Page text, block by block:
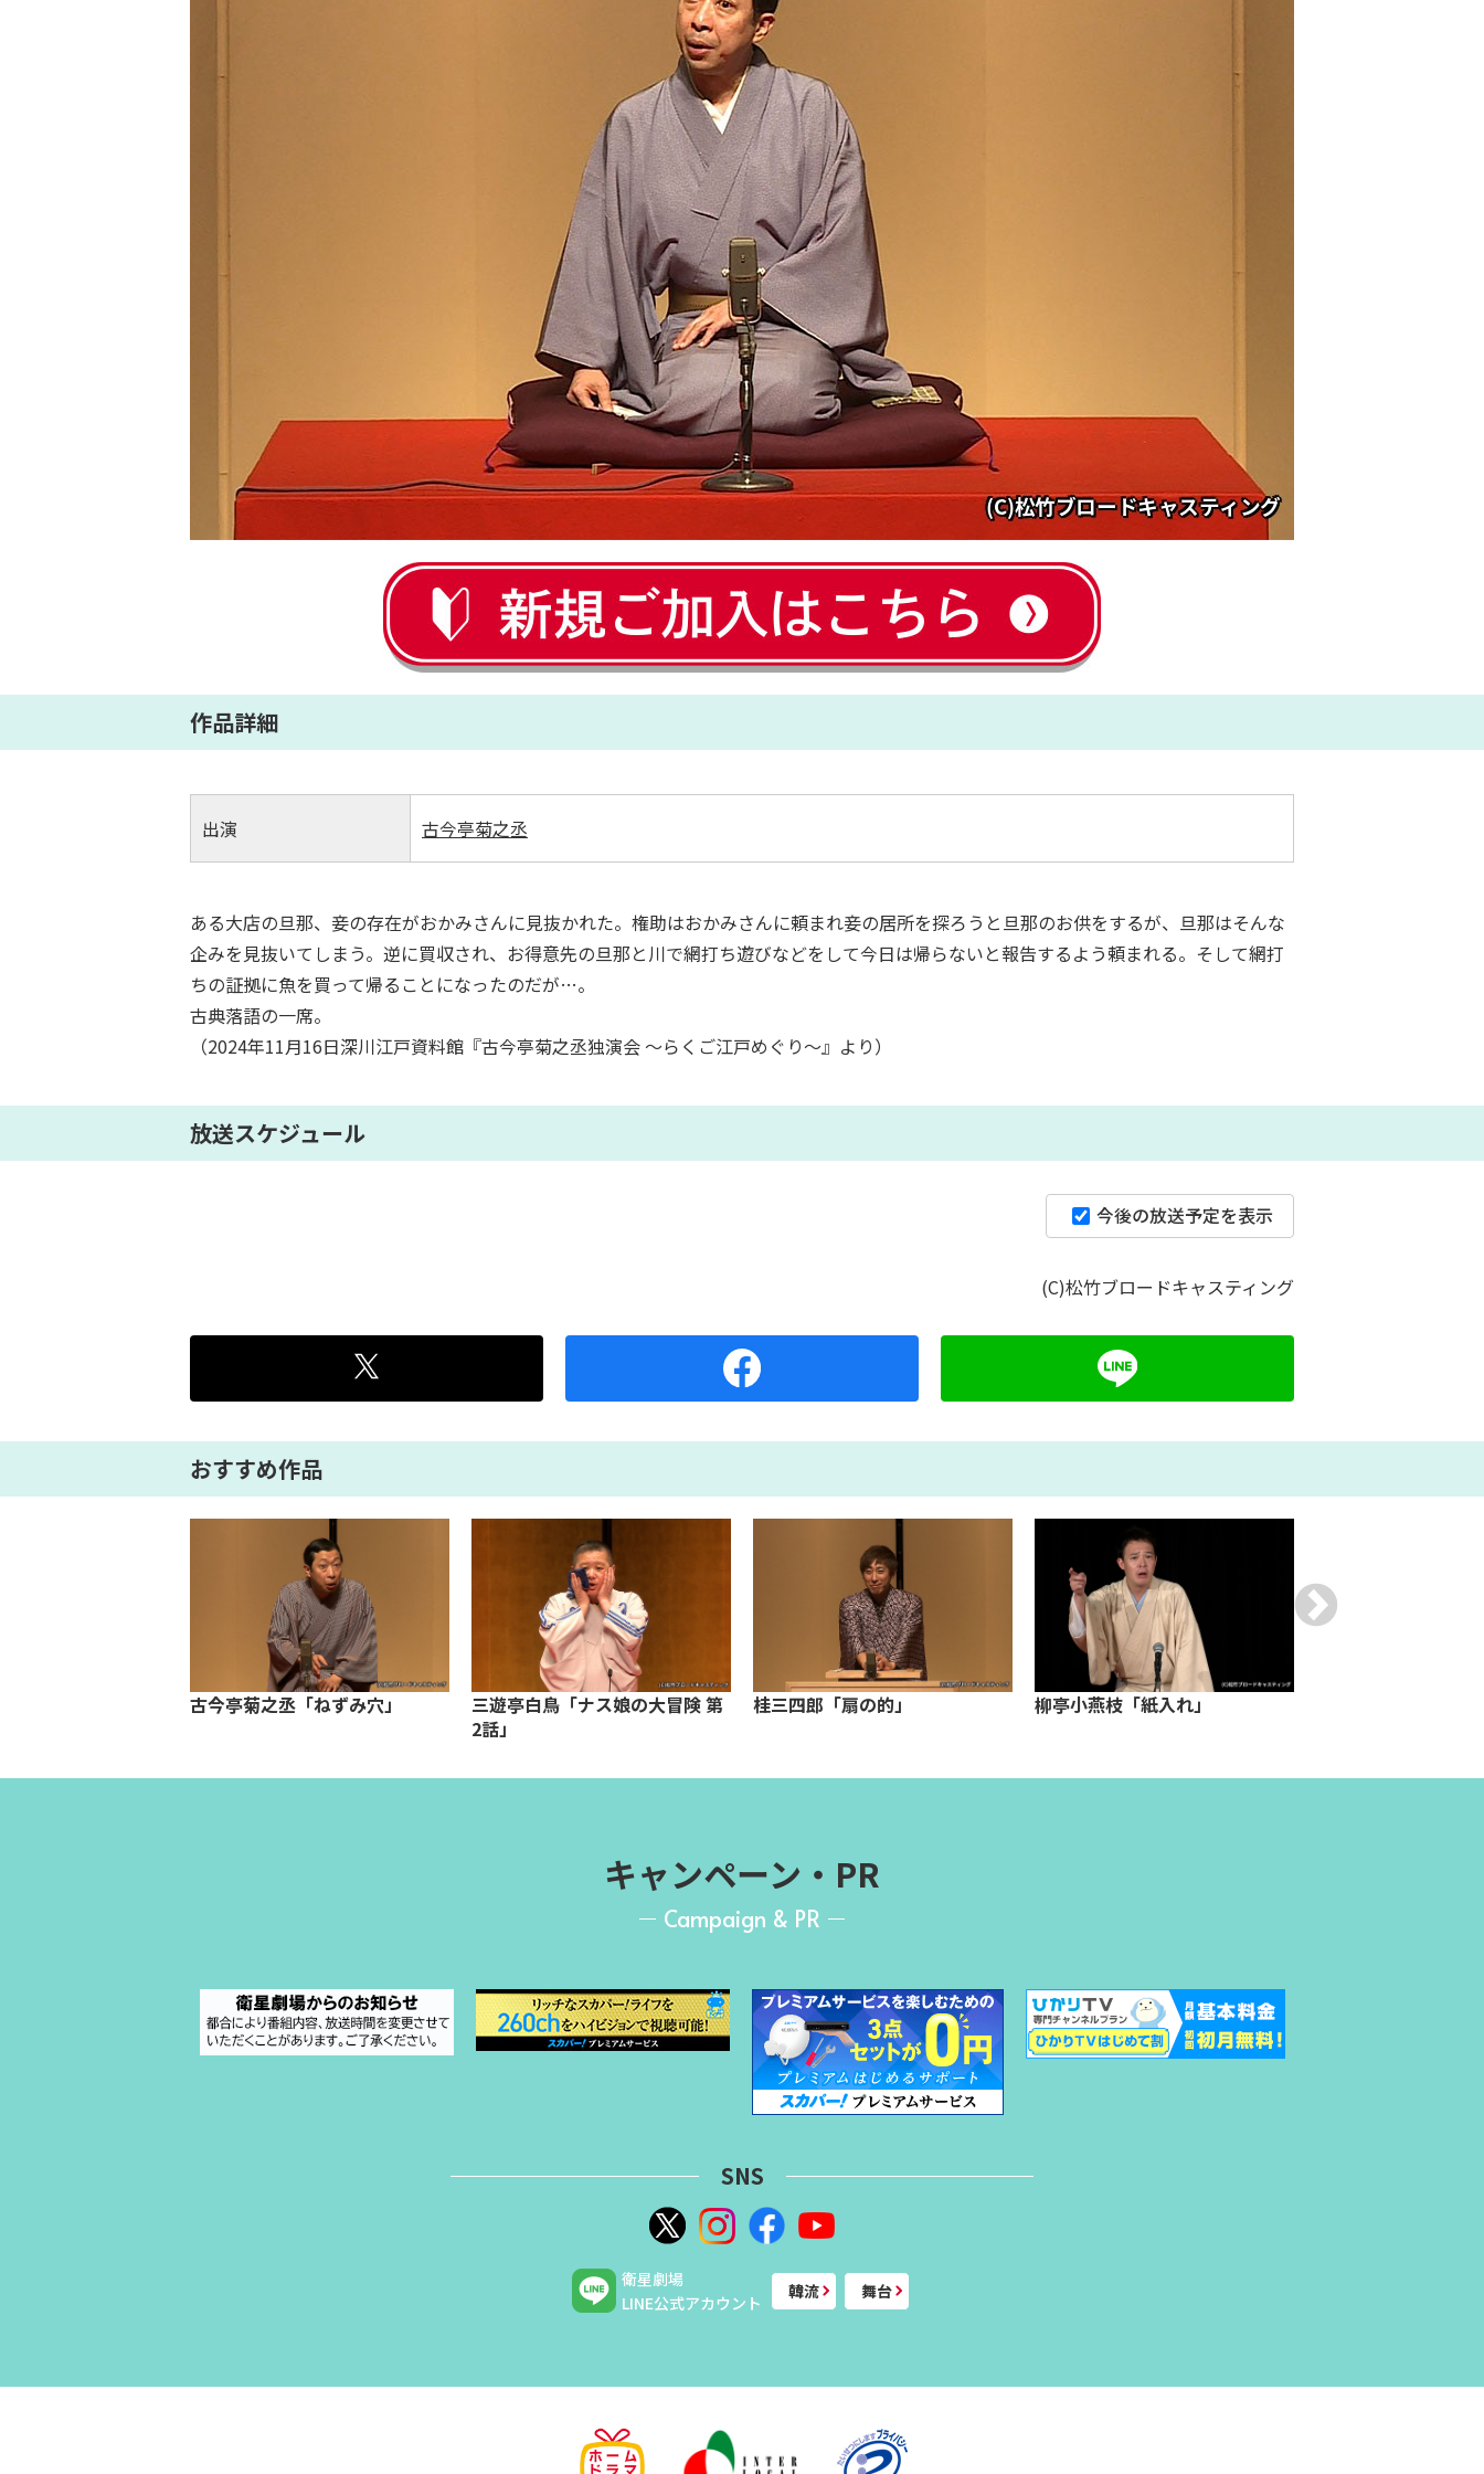
作品詳細
出演 古今亭菊之丞
ある大店の旦那、妾の存在がおかみさんに見抜かれた。権助はおかみさんに頼まれ妾の居所を探ろうと旦那のお供をするが、旦那はそんな
企みを見抜いてしまう。逆に買収され、お得意先の旦那と川で網打ち遊びなどをして今日は帰らないと報告するよう頼まれる。そして網打
ちの証拠に魚を買って帰ることになったのだが…。
古典落語の一席。
（2024年11月16日深川江戸資料館『古今亭菊之丞独演会 ～らくご江戸めぐり～』より）
放送スケジュール
今後の放送予定を表示
(C)松竹ブロードキャスティング
おすすめ作品
古今亭菊之丞「ねずみ穴」
三遊亭白鳥「ナス娘の大冒険 第
2話」
桂三四郎「扇の的」 柳亭小燕枝「紙入れ」
キャンペーン・PR
Campaign & PR
SNS
衛星劇場
LINE公式アカウント
韓流 舞台